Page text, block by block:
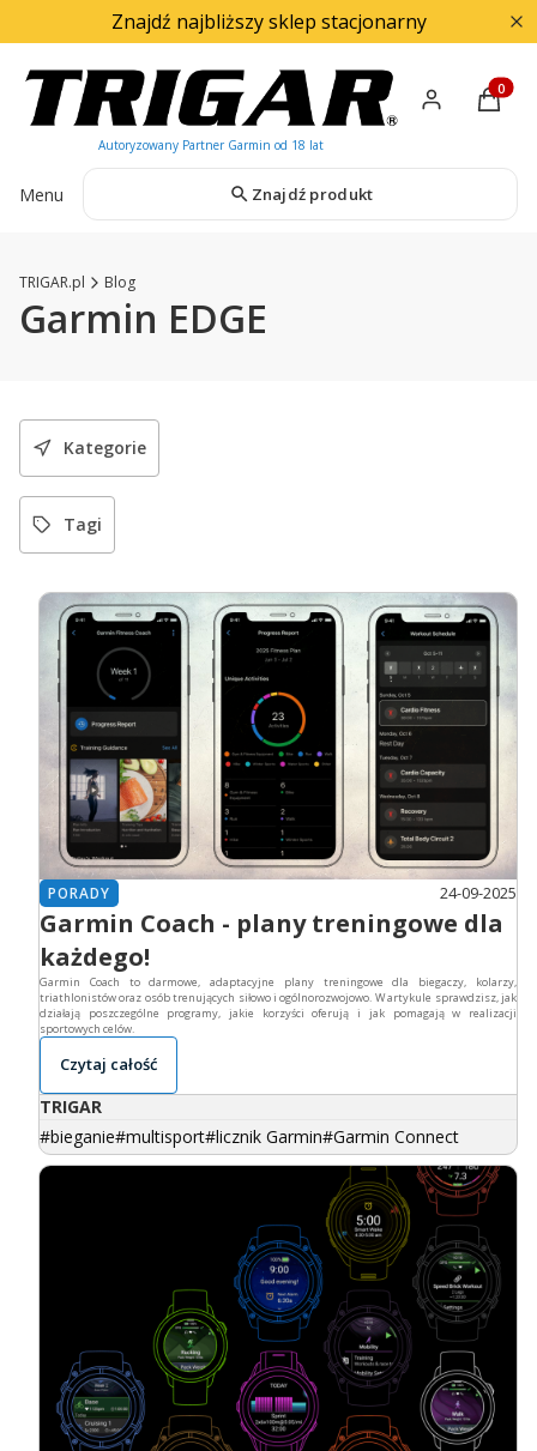
Znajdź najbliższy sklep stacjonarny
Menu Znajdź produkt
TRIGAR.pl Blog
Garmin EDGE
Kategorie
Tagi
PORADY 24-09-2025
Garmin Coach - plany treningowe dla
każdego!
Garmin Coach to darmowe, adaptacyjne plany treningowe dla biegaczy, kolarzy,
triathlonistów oraz osób trenujących siłowo i ogólnorozwojowo. W artykule sprawdzisz, jak
działają poszczególne programy, jakie korzyści oferują i jak pomagają w realizacji
sportowych celów.
Czytaj całość
TRIGAR
bieganie multisport licznik Garmin Garmin Connect